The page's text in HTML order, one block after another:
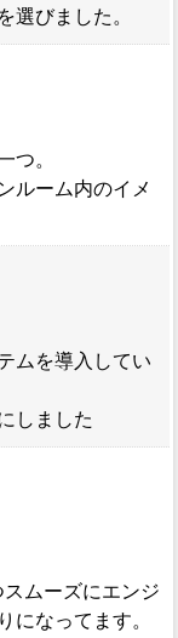
選びました。
つ。
ルーム内のイメ
ムを導入してい
しました
ムーズにエンジ
になってます。